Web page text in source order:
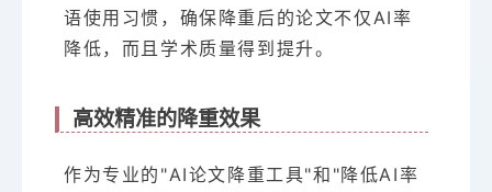
语使用习惯，确保降重后的论文不仅AI率
降低，而且学术质量得到提升。
高效精准的降重效果
作为专业的"AI论文降重工具"和"降低AI率